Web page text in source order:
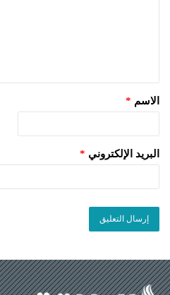
الاسم *
البريد الإلكتروني *